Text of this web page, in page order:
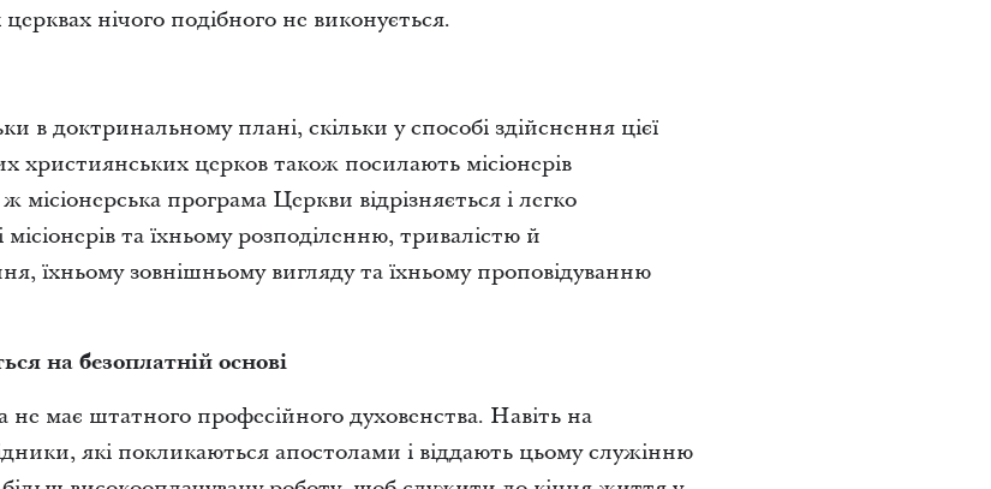
нічого подібного не виконується.
в доктринальному плані, скільки у способі здійснення цієї
християнських церков також посилають місіонерів
місіонерська програма Церкви відрізняється і легко
місіонерів та їхньому розподіленню, тривалістю й
їхньому зовнішньому вигляду та їхньому проповідуванню
на безоплатній основі
не має штатного професійного духовенства. Навіть на
які покликаються апостолами і віддають цьому служінню